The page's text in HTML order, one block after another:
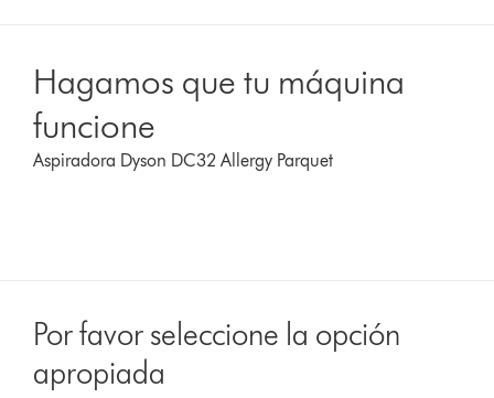
Hagamos que tu máquina
funcione
Aspiradora Dyson DC32 Allergy Parquet
Por favor seleccione la opción
apropiada